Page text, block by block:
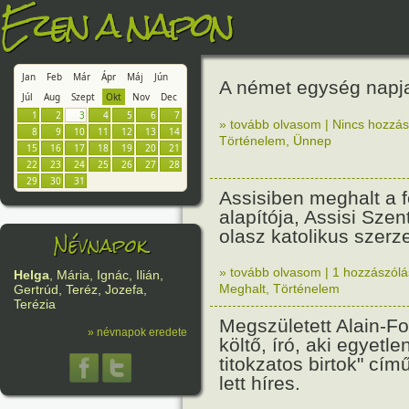
Ezen a napon
Jan Feb Már Ápr Máj
Jún
Júl
Aug Szept Okt Nov
Dec
1
2 3 4 5 6
7
8
9 10 11 12 13
14
15
16 17 18 19 20
21
22
23 24 25 26 27
28
29
30 31
Névnapok
Helga, Mária, Ignác, Ilián,
Gertrúd, Teréz, Jozefa,
Terézia
» névnapok eredete
A német egység
» tovább olvasom | Nincs
Történelem
Ünnep
Assisiben meghalt a
alapítója, Assisi
olasz katolikus
» tovább olvasom | 1
Meghalt Történelem
Megszületett Alain-
költő, író, aki
titokzatos birtok"
lett híres.